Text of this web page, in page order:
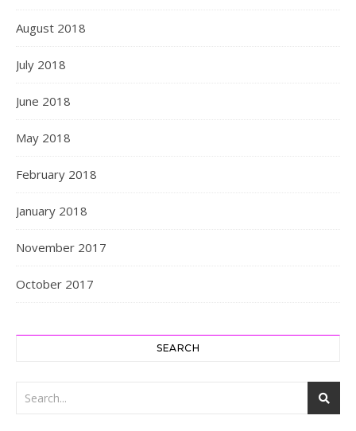
August 2018
July 2018
June 2018
May 2018
February 2018
January 2018
November 2017
October 2017
SEARCH